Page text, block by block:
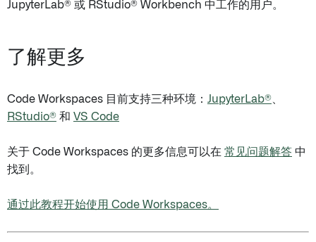
JupyterLab® 或 RStudio® Workbench 中工作的用户。
了解更多
Code Workspaces 目前支持三种环境： JupyterLab®
RStudio® 和 VS Code
关于 Code Workspaces 的更多信息可以在 常见问题解答 中
找到。
通过此教程开始使用 Code Workspaces。